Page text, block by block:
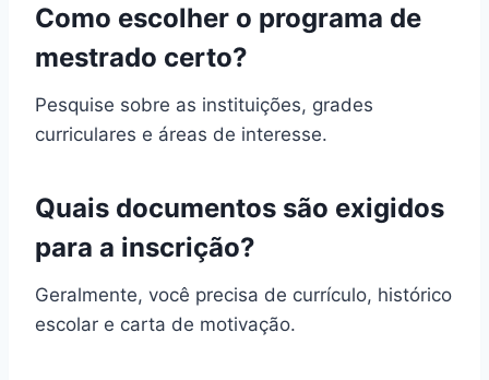
Como escolher o programa de
mestrado certo?
Pesquise sobre as instituições, grades
curriculares e áreas de interesse.
Quais documentos são exigidos
para a inscrição?
Geralmente, você precisa de currículo, histórico
escolar e carta de motivação.